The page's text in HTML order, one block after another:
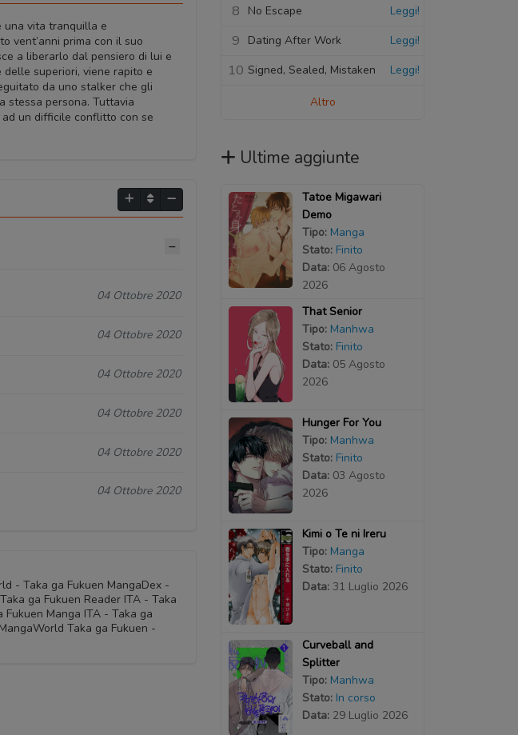
una vita tranquilla e
vent’anni prima con il suo
a liberarlo dal pensiero di lui e
superiori, viene rapito e
da uno stalker che gli
stessa persona. Tuttavia
un difficile conflitto con se
04 Ottobre 2020
04 Ottobre 2020
04 Ottobre 2020
04 Ottobre 2020
04 Ottobre 2020
04 Ottobre 2020
- Taka ga Fukuen MangaDex -
ga Fukuen Reader ITA - Taka
Manga ITA - Taka ga
Taka ga Fukuen -
8 No Escape Leggi!
9 Dating After Work Leggi!
10 Signed, Sealed, Mistaken Leggi!
Altro
Ultime aggiunte
Tatoe Migawari
Demo
Tipo: Manga
Stato: Finito
Data: 06 Agosto
2026
That Senior
Tipo: Manhwa
Stato: Finito
Data: 05 Agosto
2026
Hunger For You
Tipo: Manhwa
Stato: Finito
Data: 03 Agosto
2026
Kimi o Te ni Ireru
Tipo: Manga
Stato: Finito
Data: 31 Luglio 2026
Curveball and
Splitter
Tipo: Manhwa
Stato: In corso
Data: 29 Luglio 2026